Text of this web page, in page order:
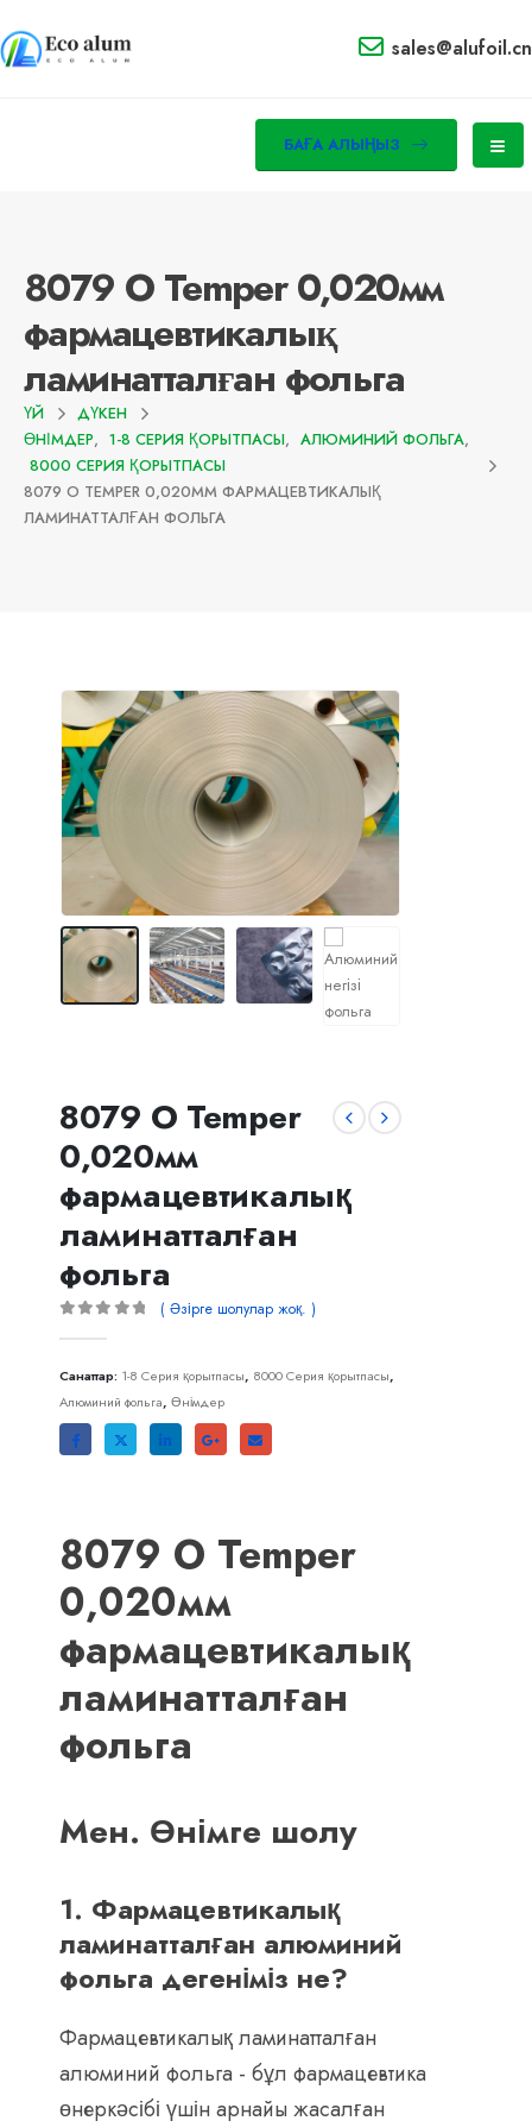
sales@alufoil.cn
БАҒА АЛЫҢЫЗ
8079 O Temper 0,020мм
фармацевтикалық
ламинатталған фольга
ҮЙ
ДҮКЕН
ӨНІМДЕР, 1-8 СЕРИЯ ҚОРЫТПАСЫ, АЛЮМИНИЙ ФОЛЬГА,
8000 СЕРИЯ ҚОРЫТПАСЫ
8079 O TEMPER 0,020ММ ФАРМАЦЕВТИКАЛЫҚ
ЛАМИНАТТАЛҒАН ФОЛЬГА
8079 O Temper
0,020мм
фармацевтикалық
ламинатталған
фольга
( Әзірге шолулар жоқ. )
Санаттар: 1-8 Серия қорытпасы, 8000 Серия қорытпасы,
Алюминий фольга, Өнімдер
8079 O Temper
0,020мм
фармацевтикалық
ламинатталған
фольга
Мен. Өнімге шолу
1. Фармацевтикалық
ламинатталған алюминий
фольга дегеніміз не?
Фармацевтикалық ламинатталған
алюминий фольга - бұл фармацевтика
өнеркәсібі үшін арнайы жасалған